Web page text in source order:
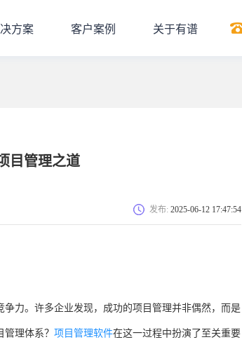
方案 客户案例 关于有谱
目管理之道
发布: 2025-06-12 17:47:54
力。许多企业发现，成功的项目管理并非偶然，而是
理体系？ 项目管理软件在这一过程中扮演了至关重要